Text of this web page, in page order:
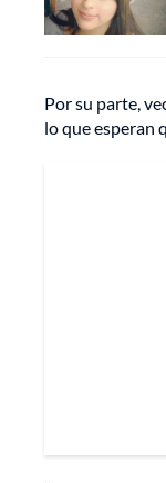
Por su parte,
lo que esperan